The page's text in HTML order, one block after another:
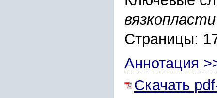
Страницы:
Аннотация
Скачать